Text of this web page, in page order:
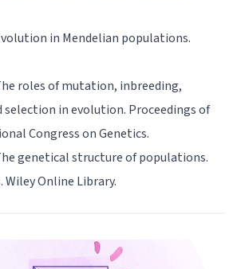
in Mendelian populations.
roles of mutation, inbreeding,
selection in evolution. Proceedings of
Congress on Genetics.
genetical structure of populations.
Wiley Online Library.